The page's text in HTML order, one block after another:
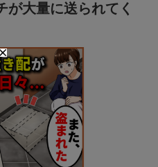
大量に送られてく